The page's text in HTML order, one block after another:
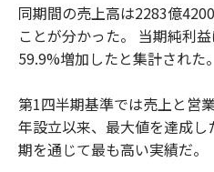
同期間の売上高は2283億
ことが分かった。 当期純利
59.9%増加したと集計された。
第1四半期基準では売上と営
年設立以来、最大値を達成
期を通じて最も高い実績だ。